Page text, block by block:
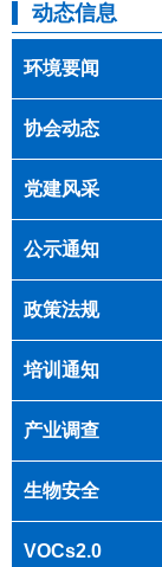
动态信息
环境要闻
协会动态
党建风采
公示通知
政策法规
培训通知
产业调查
生物安全
VOCs2.0